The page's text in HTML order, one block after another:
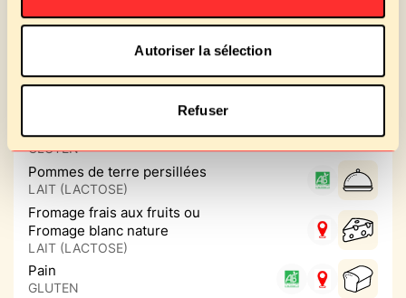
Autoriser la sélection
Refuser
LAIT (LACTOSE), MOUTARDE,
Pilons de poulet sauce
barbecue maison
Croustillant de pois chiche
sauce provençale
GLUTEN
Pommes de terre persillées
LAIT (LACTOSE)
Fromage frais aux fruits ou
Fromage blanc nature
LAIT (LACTOSE)
Pain
GLUTEN